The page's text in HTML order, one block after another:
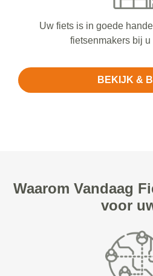
Uw fiets is in goede
fietsenmakers bij u
BEKIJK &
Waarom Vandaag
voor